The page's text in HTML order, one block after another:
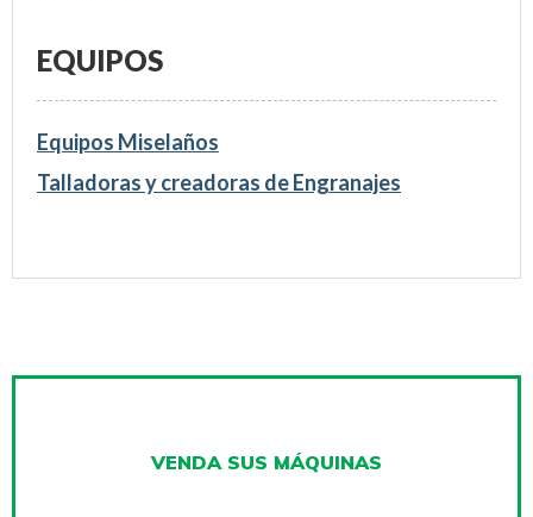
EQUIPOS
Equipos Miselaños
Talladoras y creadoras de Engranajes
VENDA SUS MÁQUINAS